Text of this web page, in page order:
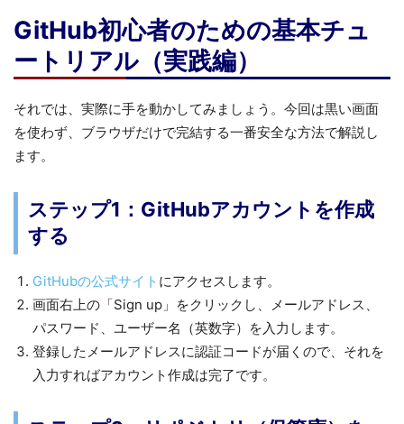
GitHub初心者のための基本チュ
ートリアル（実践編）
それでは、実際に手を動かしてみましょう。今回は黒い画面
を使わず、ブラウザだけで完結する一番安全な方法で解説し
ます。
ステップ1：GitHubアカウントを作成
する
GitHubの公式サイト にアクセスします。
画面右上の「Sign up」をクリックし、メールアドレス、
パスワード、ユーザー名（英数字）を入力します。
登録したメールアドレスに認証コードが届くので、それを
入力すればアカウント作成は完了です。